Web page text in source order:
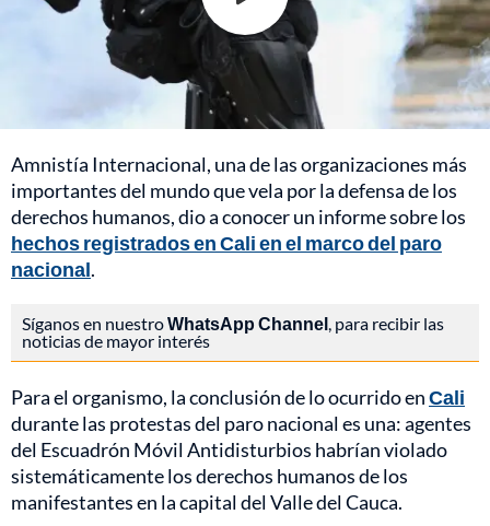
Amnistía Internacional, una de las organizaciones más
importantes del mundo que vela por la defensa de los
derechos humanos, dio a conocer un informe sobre los
hechos registrados en Cali en el marco del paro
nacional.
Síganos en nuestroWhatsApp Channel , para recibir las
noticias de mayor interés
Para el organismo, la conclusión de lo ocurrido enCali
durante las protestas del paro nacional es una: agentes
del Escuadrón Móvil Antidisturbios habrían violado
sistemáticamente los derechos humanos de los
manifestantes en la capital del Valle del Cauca.